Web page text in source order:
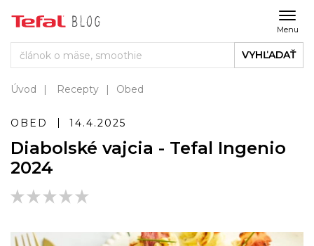
Menu
VYHĽADAŤ
Úvod Recepty Obed
OBED 14.4.2025
Diabolské vajcia - Tefal Ingenio
2024